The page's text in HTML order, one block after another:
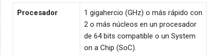
Procesador
1 gigahercio (GHz) o más rápido con
2 o más núcleos en un procesador
de 64 bits compatible o un System
on a Chip (SoC).